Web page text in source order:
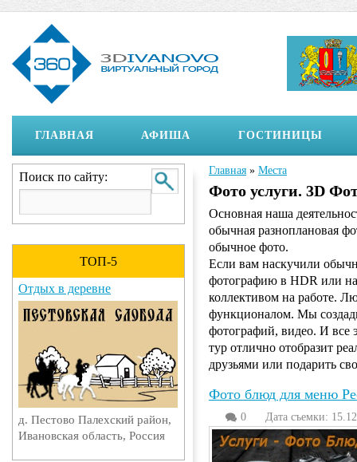
ГЛАВНАЯ АФИША ГОСТИНИЦЫ
Вы здесь
Главная » Места
Фото услуги. 3D
Основная наша
обычная разноплановая
обычное фото.
Если вам наскучили
фотографию в HDR или
коллективом на работе.
функционалом. Мы
фотографий, видео. И все
тур отлично отобразит
друзьями или подарить
Фото блюд для меню
0 Дата съемки:
Поиск по сайту:
ТОП-5
район, Ивановская
Кафе - Бар «За углом»
г. Иваново, ул. Суворова, д. 42